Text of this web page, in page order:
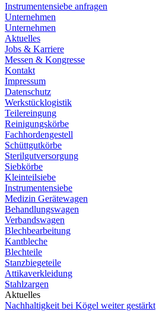
Instrumentensiebe anfragen
Unternehmen
Unternehmen
Aktuelles
Jobs & Karriere
Messen & Kongresse
Kontakt
Impressum
Datenschutz
Werkstücklogistik
Teilereingung
Reinigungskörbe
Fachhordengestell
Schüttgutkörbe
Sterilgutversorgung
Siebkörbe
Kleinteilsiebe
Instrumentensiebe
Medizin Gerätewagen
Behandlungswagen
Verbandswagen
Blechbearbeitung
Kantbleche
Blechteile
Stanzbiegeteile
Attikaverkleidung
Stahlzargen
Aktuelles
Nachhaltigkeit bei Kögel weiter gestärkt